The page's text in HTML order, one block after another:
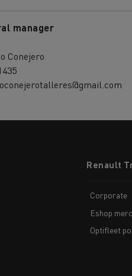
manager
Conejero
menuRenault
Corporate
Eshop
Optifleet